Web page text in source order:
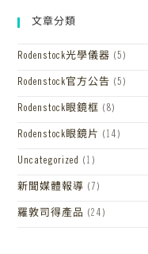
文章分類
Rodenstock光學儀器 (5)
Rodenstock官方公告 (5)
Rodenstock眼鏡框 (8)
Rodenstock眼鏡片 (14)
Uncategorized (1)
新聞媒體報導 (7)
羅敦司得產品 (24)